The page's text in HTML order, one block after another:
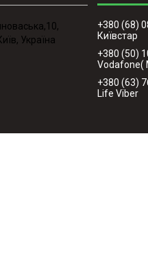
Україна
+380 (68)
Київстар
+380 (50)
Vodafone(
+380 (63)
Life Viber